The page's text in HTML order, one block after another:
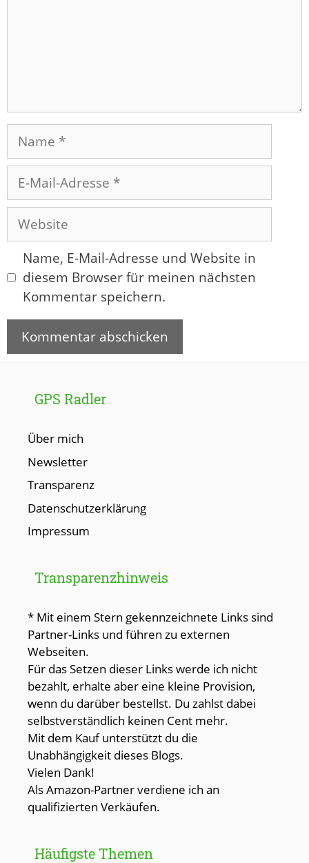
Name
Adresse
Website
Name, E-Mail-Adresse und Website in
diesem Browser für meinen nächsten
Kommentar speichern.
GPS Radler
Über mich
Newsletter
Transparenz
Datenschutzerklärung
Impressum
Transparenzhinweis
* Mit einem Stern gekennzeichnete Links sind
Partner-Links und führen zu externen
Webseiten.
Für das Setzen dieser Links werde ich nicht
bezahlt, erhalte aber eine kleine Provision,
wenn du darüber bestellst. Du zahlst dabei
selbstverständlich keinen Cent mehr.
Mit dem Kauf unterstützt du die
Unabhängigkeit dieses Blogs.
Vielen Dank!
Als Amazon-Partner verdiene ich an
qualifizierten Verkäufen.
Häufigste Themen